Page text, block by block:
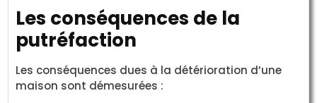
Les conséquences de la
putréfaction
Les conséquences dues à la détérioration d’une
maison sont démesurées :